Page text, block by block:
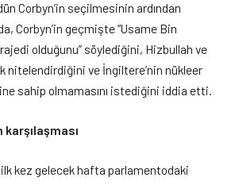
Corbyn’in seçilmesinin ardından
Corbyn’in geçmişte “Usame Bin
olduğunu” söylediğini, Hizbullah ve
nitelendirdiğini ve İngiltere’nin nükleer
sahip olmamasını istediğini iddia etti.
karşılaşması
kez gelecek hafta parlamentodaki